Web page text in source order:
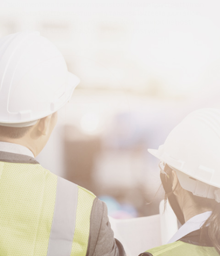
HYÖDYT
Suunnitteluvaihe
Selkeä käyttöliittymä helpottaa tiedon löytämistä ja nopeuttaa
palvelussa liikkumista